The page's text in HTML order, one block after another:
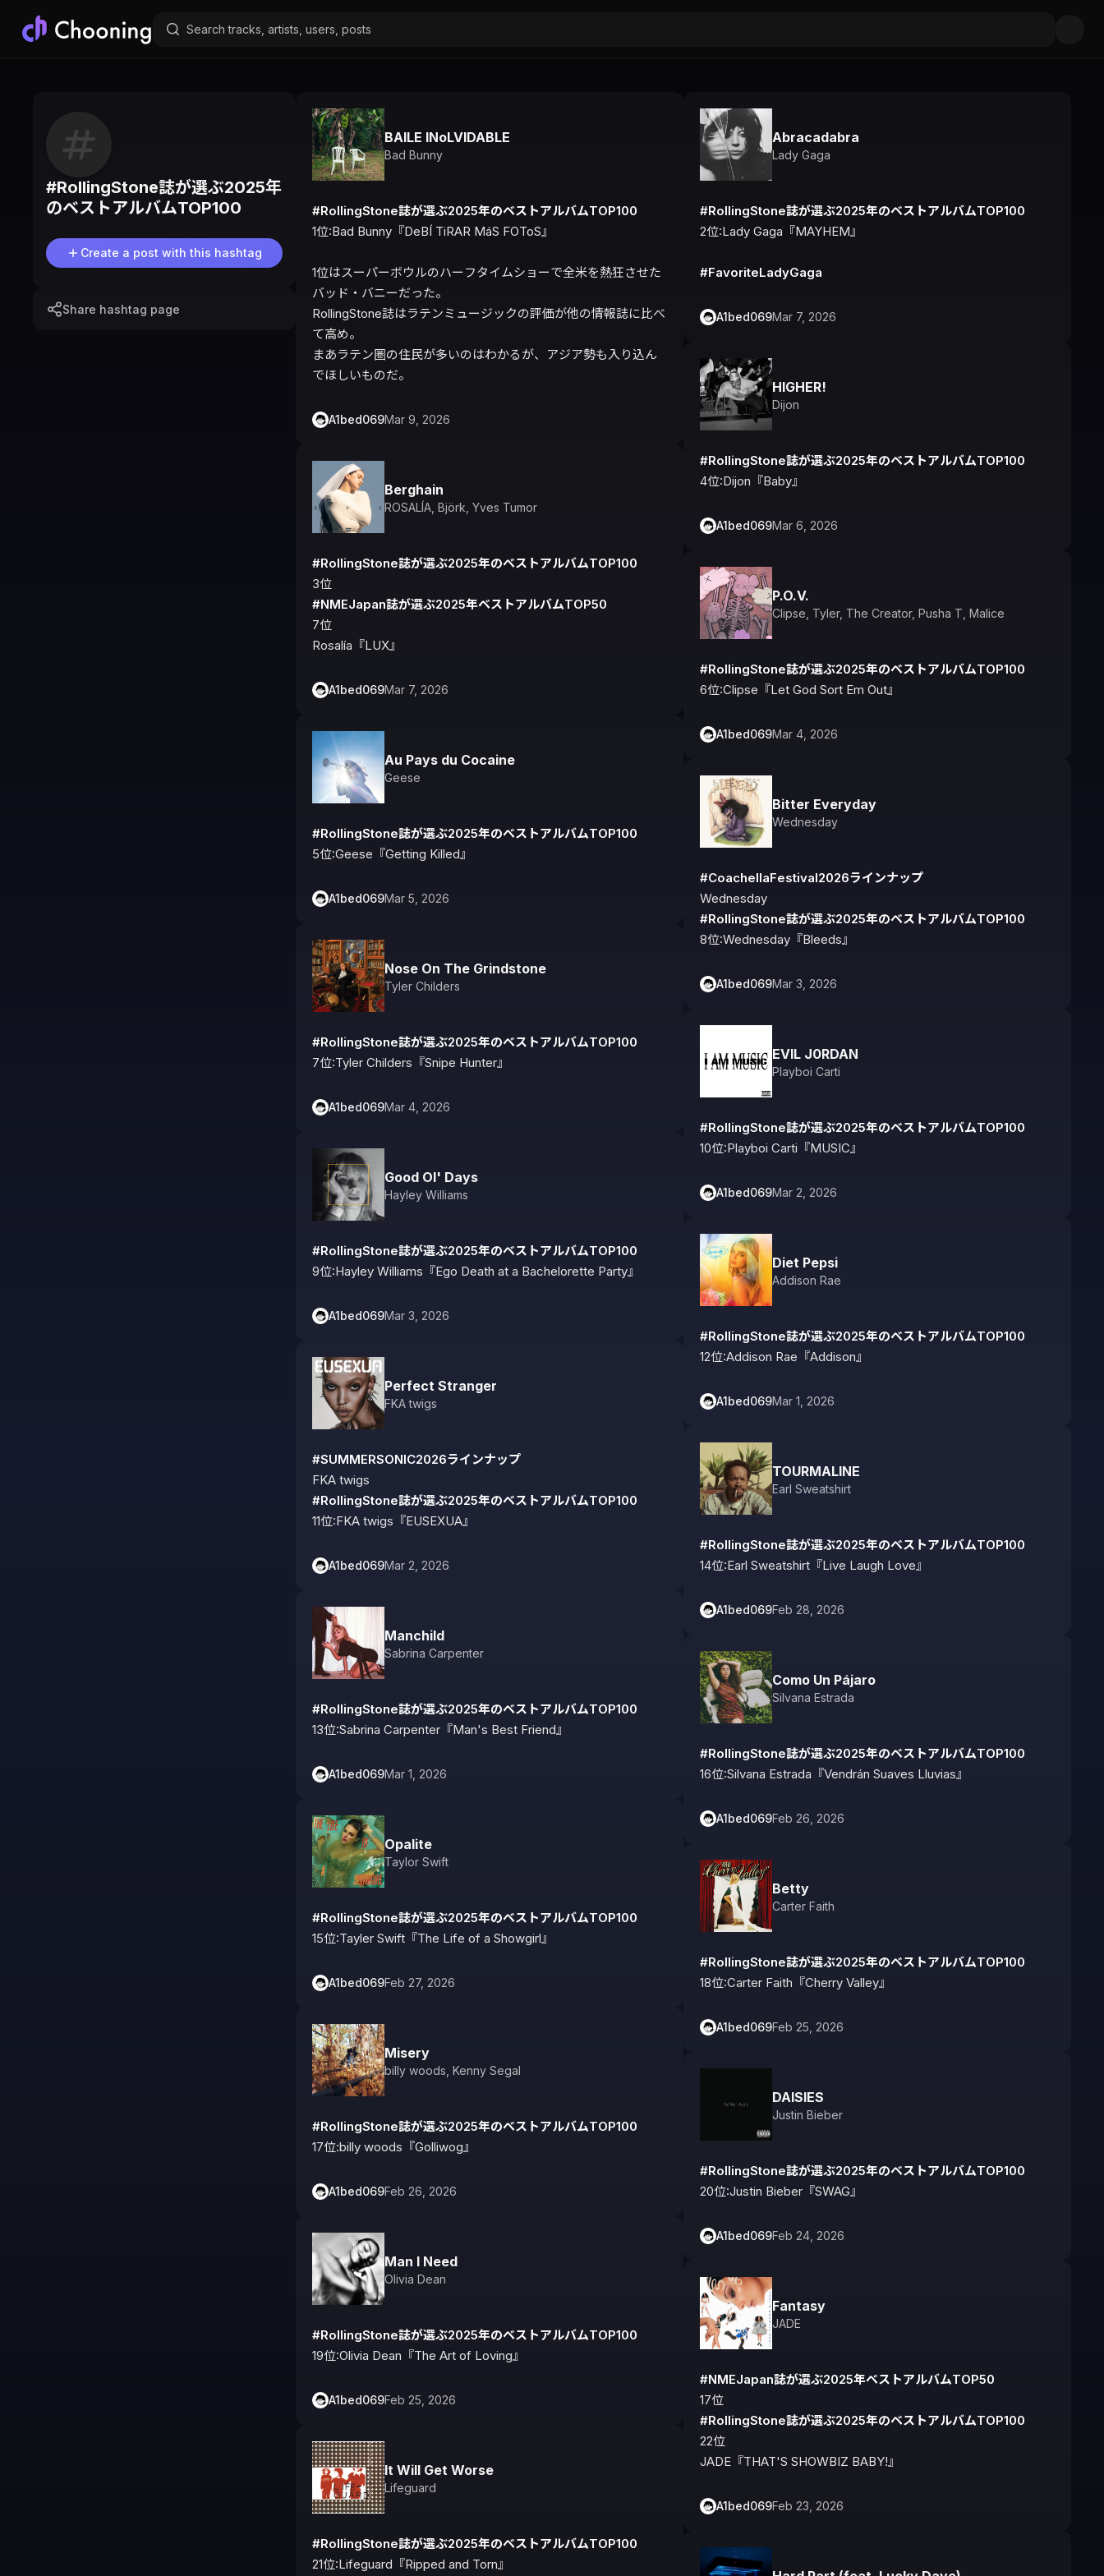
#RollingStone誌が選ぶ2025年
のベストアルバムTOP100
Create a post with this hashtag
Share hashtag page
BAILE INoLVIDABLE
Bad Bunny
#RollingStone誌が選ぶ2025年のベストアルバムTOP100
1位:Bad Bunny『DeBÍ TiRAR MáS FOToS』
1位はスーパーボウルのハーフタイムショーで全米を熱狂させた
バッド・バニーだった。
RollingStone誌はラテンミュージックの評価が他の情報誌に比べ
て高め。
まあラテン圏の住民が多いのはわかるが、アジア勢も入り込ん
でほしいものだ。
A1bed069Mar 9, 2026
Berghain
ROSALÍA Björk Yves Tumor
#RollingStone誌が選ぶ2025年のベストアルバムTOP100
#NMEJapan誌が選ぶ2025年ベストアルバムTOP50
7位
Rosalía『LUX』
A1bed069Mar 7, 2026
Au Pays du Cocaine
Geese
#RollingStone誌が選ぶ2025年のベストアルバムTOP100
5位:Geese『Getting Killed』
A1bed069Mar 5, 2026
Nose On The Grindstone
Tyler Childers
#RollingStone誌が選ぶ2025年のベストアルバムTOP100
7位:Tyler Childers『Snipe Hunter』
A1bed069Mar 4, 2026
Good Ol' Days
Hayley Williams
#RollingStone誌が選ぶ2025年のベストアルバムTOP100
9位:Hayley Williams『Ego Death at a Bachelorette Party』
A1bed069Mar 3, 2026
Perfect Stranger
FKA twigs
#SUMMERSONIC2026ラインナップ
#RollingStone誌が選ぶ2025年のベストアルバムTOP100
11位:FKA twigs『EUSEXUA』
A1bed069Mar 2, 2026
Manchild
Sabrina Carpenter
#RollingStone誌が選ぶ2025年のベストアルバムTOP100
13位:Sabrina Carpenter『Man's Best Friend』
A1bed069Mar 1, 2026
Opalite
Taylor Swift
#RollingStone誌が選ぶ2025年のベストアルバムTOP100
15位:Tayler Swift『The Life of a Showgirl』
A1bed069Feb 27, 2026
Misery
billy woods Kenny Segal
#RollingStone誌が選ぶ2025年のベストアルバムTOP100
17位:billy woods『Golliwog』
A1bed069Feb 26, 2026
Man I Need
Olivia Dean
#RollingStone誌が選ぶ2025年のベストアルバムTOP100
19位:Olivia Dean『The Art of Loving』
A1bed069Feb 25, 2026
It Will Get Worse
Lifeguard
#RollingStone誌が選ぶ2025年のベストアルバムTOP100
21位:Lifeguard『Ripped and Torn』
Abracadabra
Lady Gaga
#RollingStone誌が選ぶ2025年のベストアルバムTOP100
2位:Lady Gaga『MAYHEM』
#FavoriteLadyGaga
A1bed069Mar 7, 2026
HIGHER!
Dijon
#RollingStone誌が選ぶ2025年のベストアルバムTOP100
4位:Dijon『Baby』
A1bed069Mar 6, 2026
P.O.V.
Clipse Tyler, The Creator, Pusha T Malice
#RollingStone誌が選ぶ2025年のベストアルバムTOP100
6位:Clipse『Let God Sort Em Out』
A1bed069Mar 4, 2026
Bitter Everyday
Wednesday
#CoachellaFestival2026ラインナップ
#RollingStone誌が選ぶ2025年のベストアルバムTOP100
8位:Wednesday『Bleeds』
A1bed069Mar 3, 2026
EVIL J0RDAN
Playboi Carti
#RollingStone誌が選ぶ2025年のベストアルバムTOP100
10位:Playboi Carti『MUSIC』
A1bed069Mar 2, 2026
Diet Pepsi
Addison Rae
#RollingStone誌が選ぶ2025年のベストアルバムTOP100
12位:Addison Rae『Addison』
A1bed069Mar 1, 2026
TOURMALINE
Earl Sweatshirt
#RollingStone誌が選ぶ2025年のベストアルバムTOP100
14位:Earl Sweatshirt『Live Laugh Love』
A1bed069Feb 28, 2026
Como Un Pájaro
Silvana Estrada
#RollingStone誌が選ぶ2025年のベストアルバムTOP100
16位:Silvana Estrada『Vendrán Suaves Lluvias』
A1bed069Feb 26, 2026
Betty
Carter Faith
#RollingStone誌が選ぶ2025年のベストアルバムTOP100
18位:Carter Faith『Cherry Valley』
A1bed069Feb 25, 2026
DAISIES
Justin Bieber
#RollingStone誌が選ぶ2025年のベストアルバムTOP100
20位:Justin Bieber『SWAG』
A1bed069Feb 24, 2026
Fantasy
JADE
#NMEJapan誌が選ぶ2025年ベストアルバムTOP50
#RollingStone誌が選ぶ2025年のベストアルバムTOP100
22位
JADE『THAT'S SHOWBIZ BABY!』
A1bed069Feb 23, 2026